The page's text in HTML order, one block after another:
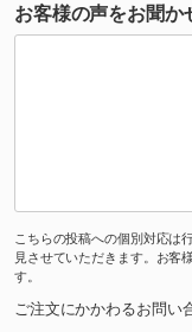
お客様の声をお聞か
こちらの投稿への個別対応は
見させていただきます。お客
す。
ご注文にかかわるお問い